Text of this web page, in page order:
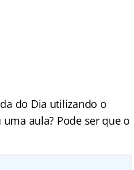
do Dia utilizando o
aula? Pode ser que o